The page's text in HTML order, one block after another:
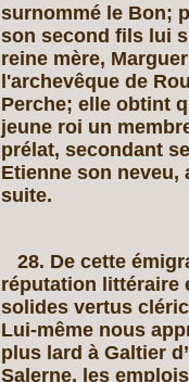
surnommé le Bon;
son second fils lui
reine mère,
l'archevêque de
Perche; elle obtint
jeune roi un
prélat, secondant
Etienne son neveu,
suite.
28. De cette
réputation littéraire
solides vertus
Lui-même nous
plus lard à Galtier
Salerne, les